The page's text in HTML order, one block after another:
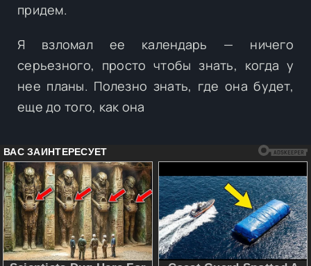
придем.
Я взломал ее календарь — ничего
серьезного, просто чтобы знать, когда у
нее планы. Полезно знать, где она будет,
еще до того, как она